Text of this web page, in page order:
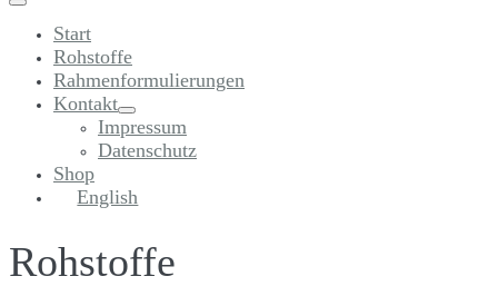
Menü-
SchalterStart
Rohstoffe
Rahmenformulierungen
Kontakt
Menü-
Schalter
Impressum
Datenschutz
Shop
English
Rohstoffe